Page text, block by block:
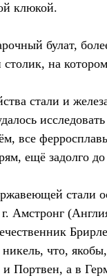
клюкой.
булат,
на котором
стали и
все
ещё задолго
стали
Амстронг
что,
и Портвен, а в